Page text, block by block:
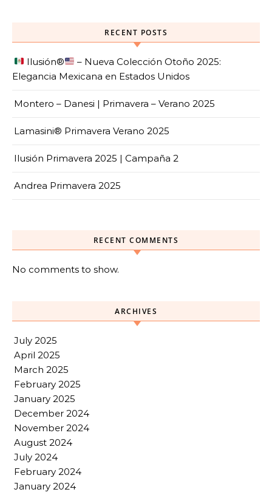
RECENT POSTS
Ilusión®️
– Nueva Colección Otoño 2025:
Elegancia Mexicana en Estados Unidos
Montero – Danesi | Primavera – Verano 2025
Lamasini® Primavera Verano 2025
Ilusión Primavera 2025 | Campaña 2
Andrea Primavera 2025
RECENT COMMENTS
No comments to show.
ARCHIVES
July 2025
April 2025
March 2025
February 2025
January 2025
December 2024
November 2024
August 2024
July 2024
February 2024
January 2024